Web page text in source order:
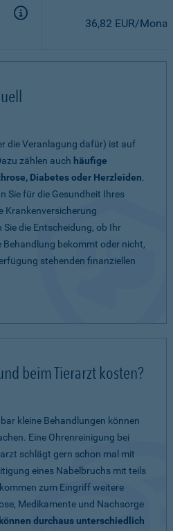
36,82 EUR/Monat
die Veranlagung dafür) ist auf
zählen auch häufige
Diabetes oder Herzleiden.
Sie für die Gesundheit Ihres
Krankenversicherung
die Entscheidung, ob Ihr
Behandlung bekommt oder nicht,
stehenden finanziellen
beim Tierarzt kosten?
kleine Behandlungen können
Eine Ohrenreinigung bei
schlägt gern schon mal mit
eines Nabelbruchs mit teils
zum Eingriff weitere
Medikamente und Nachsorge
durchaus unterschiedlich